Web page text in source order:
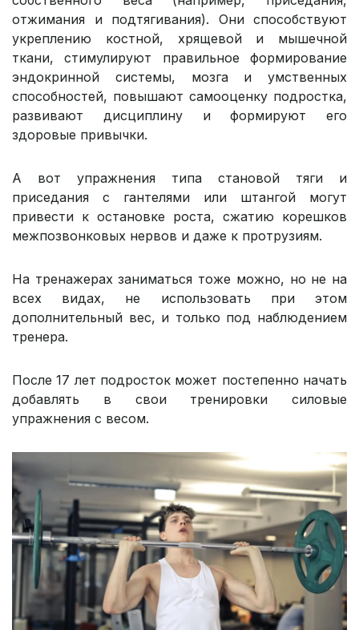
отжимания и подтягивания). Они способствуют
укреплению костной, хрящевой и мышечной
ткани, стимулируют правильное формирование
эндокринной системы, мозга и умственных
способностей, повышают самооценку подростка,
развивают дисциплину и формируют его
здоровые привычки.
А вот упражнения типа становой тяги и
приседания с гантелями или штангой могут
привести к остановке роста, сжатию корешков
межпозвонковых нервов и даже к протрузиям.
На тренажерах заниматься тоже можно, но не на
всех видах, не использовать при этом
дополнительный вес, и только под наблюдением
тренера.
После 17 лет подросток может постепенно начать
добавлять в свои тренировки силовые
упражнения с весом.